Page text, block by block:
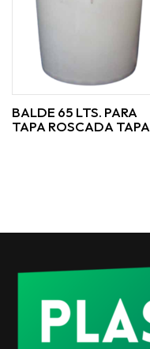
BALDE 65 LTS. PARA
TAPA ROSCADA TAPA